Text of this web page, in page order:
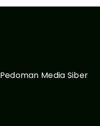
Pedoman Media Siber